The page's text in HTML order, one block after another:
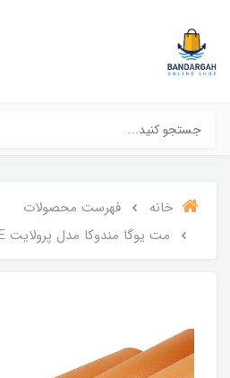
خانه
فهرست محصولات
مت یوگا مندوکا مدل پرولایت MANDUKA PROLITE